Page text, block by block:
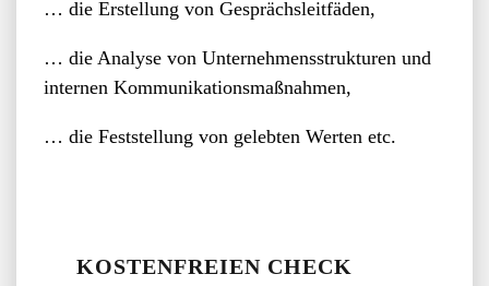
… die Erstellung von Gesprächsleitfäden,
… die Analyse von Unternehmensstrukturen und
internen Kommunikationsmaßnahmen,
… die Feststellung von gelebten Werten etc.
KOSTENFREIEN CHECK